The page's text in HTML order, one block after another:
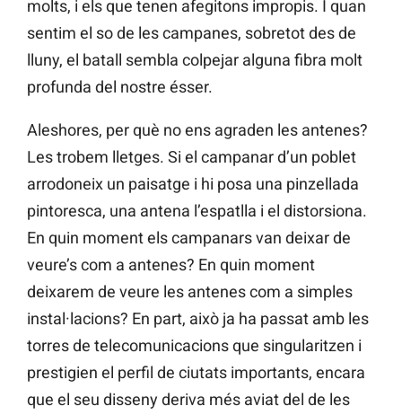
molts, i els que tenen afegitons impropis. I quan
sentim el so de les campanes, sobretot des de
lluny, el batall sembla colpejar alguna fibra molt
profunda del nostre ésser.
Aleshores, per què no ens agraden les antenes?
Les trobem lletges. Si el campanar d’un poblet
arrodoneix un paisatge i hi posa una pinzellada
pintoresca, una antena l’espatlla i el distorsiona.
En quin moment els campanars van deixar de
veure’s com a antenes? En quin moment
deixarem de veure les antenes com a simples
instal·lacions? En part, això ja ha passat amb les
torres de telecomunicacions que singularitzen i
prestigien el perfil de ciutats importants, encara
que el seu disseny deriva més aviat del de les